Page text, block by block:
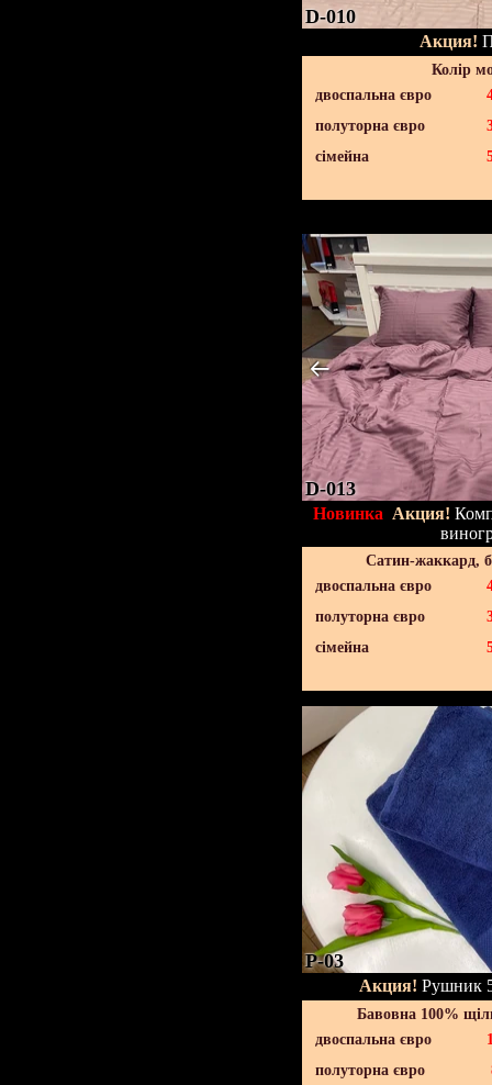
D-010
Акция!
Колір
двоспальна євро
полуторна євро
сімейна
D-013
Новинка Акция!
Сатин-жаккард,
двоспальна євро
полуторна євро
сімейна
P-03
Акция! Рушник
Бавовна 100%
двоспальна євро
полуторна євро